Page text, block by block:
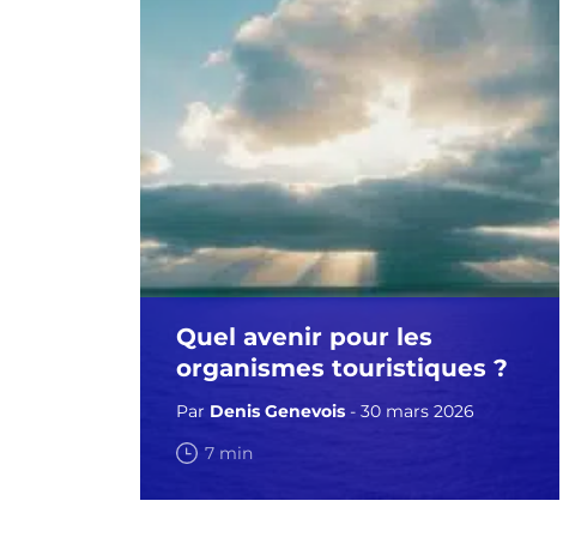
Quel avenir pour les
organismes touristiques ?
Par Denis Genevois - 30 mars 2026
7 min